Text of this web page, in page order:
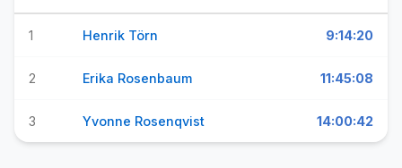
1 Henrik Törn 9:14:20
2 Erika Rosenbaum 11:45:08
3 Yvonne Rosenqvist 14:00:42